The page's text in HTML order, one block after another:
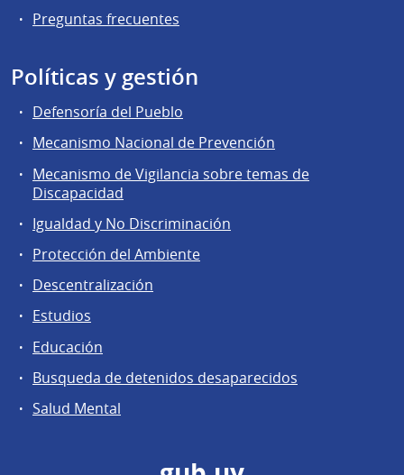
Preguntas frecuentes
Políticas y gestión
Defensoría del Pueblo
Mecanismo Nacional de Prevención
Mecanismo de Vigilancia sobre temas de
Discapacidad
Igualdad y No Discriminación
Protección del Ambiente
Descentralización
Estudios
Educación
Busqueda de detenidos desaparecidos
Salud Mental